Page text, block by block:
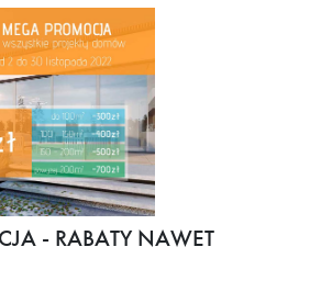
- RABATY NAWET